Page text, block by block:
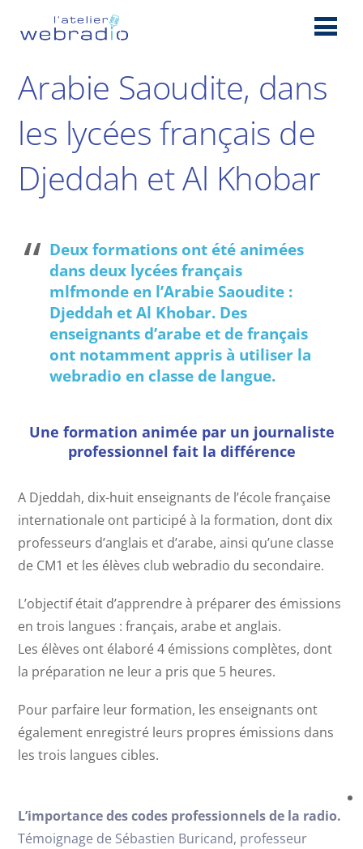
Arabie Saoudite, dans
les lycées français de
Djeddah et Al Khobar
Deux formations ont été animées
dans deux lycées français
mlfmonde en l’Arabie Saoudite :
Djeddah et Al Khobar. Des
enseignants d’arabe et de français
ont notamment appris à utiliser la
webradio en classe de langue.
Une formation animée par un journaliste
professionnel fait la différence
A Djeddah, dix-huit enseignants de l’école française
internationale ont participé à la formation, dont dix
professeurs d’anglais et d’arabe, ainsi qu’une classe
de CM1 et les élèves club webradio du secondaire.
L’objectif était d’apprendre à préparer des émissions
en trois langues : français, arabe et anglais.
Les élèves ont élaboré 4 émissions complètes, dont
la préparation ne leur a pris que 5 heures.
Pour parfaire leur formation, les enseignants ont
également enregistré leurs propres émissions dans
les trois langues cibles.
L’importance des codes professionnels de la radio.
Témoignage de Sébastien Buricand, professeur